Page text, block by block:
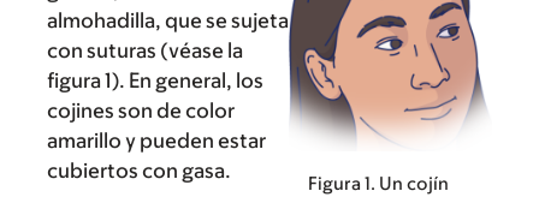
Figura 1. Un cojín
almohadilla, que se sujeta
con suturas (véase la
figura 1). En general, los
cojines son de color
amarillo y pueden estar
cubiertos con gasa.